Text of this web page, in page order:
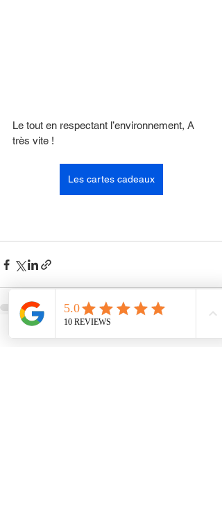
Le tout en respectant l’environnement, A
très vite !
Les cartes cadeaux